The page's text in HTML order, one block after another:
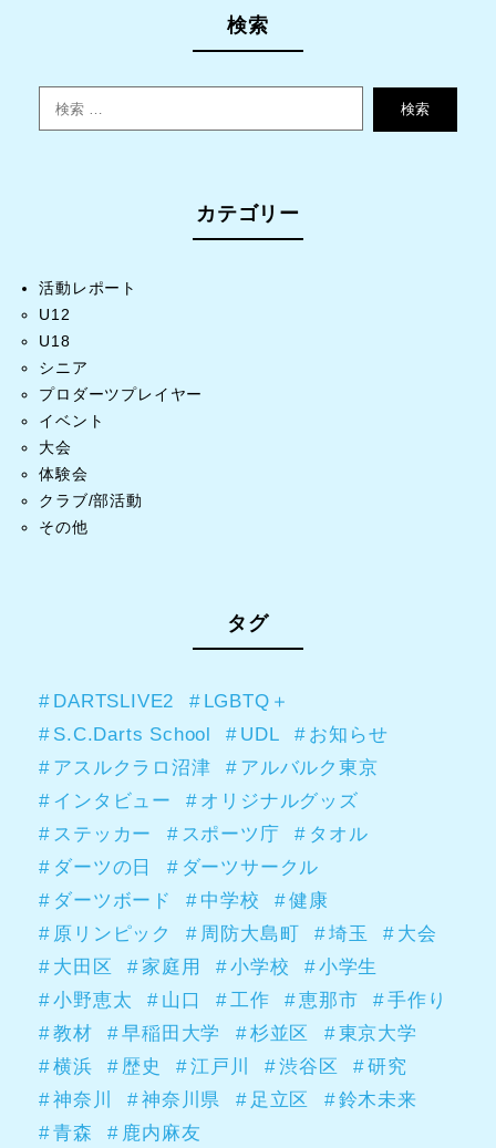
検索
検索
カテゴリー
活動レポート
U12
U18
シニア
プロダーツプレイヤー
イベント
大会
体験会
クラブ/部活動
その他
タグ
DARTSLIVE2
LGBTQ＋
S.C.Darts School
UDL
お知らせ
アスルクラロ沼津
アルバルク東京
インタビュー
オリジナルグッズ
ステッカー
スポーツ庁
タオル
ダーツの日
ダーツサークル
ダーツボード
中学校
健康
原リンピック
周防大島町 埼玉
大会
大田区
家庭用 小学校
小学生
小野恵太
山口 工作 恵那市
手作り
教材
早稲田大学 杉並区
東京大学
横浜
歴史 江戸川 渋谷区
研究
神奈川
神奈川県 足立区
鈴木未来
青森
鹿内麻友